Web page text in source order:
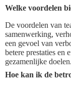
Welke voordelen
De voordelen van
samenwerking,
een gevoel van
betere prestaties en
gezamenlijke doelen.
Hoe kan ik de